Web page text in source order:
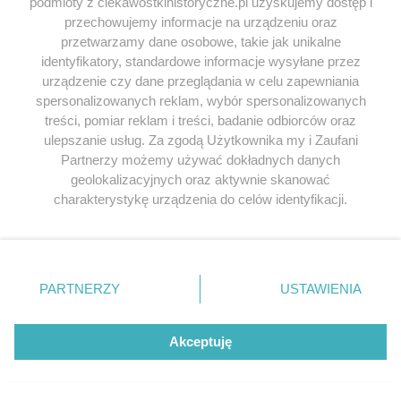
kobiety na równi z mężczyznami zdobywały niebo,
były konstruktorkami maszyn, pilotowały myśliwce. Ta
wyjątkowa książka prezentuje sylwetki wspaniałych,
odważnych, łamiących stereotypy kobiet, które
marzyły o lataniu. Musiały jednak przejść trudną
drogę, bo świat ten w powszechnym mniemaniu
zarezerwowany był dla mężczyzn.
przechowujemy informacje na urządzeniu oraz
przetwarzamy dane osobowe, takie jak unikalne
identyfikatory, standardowe informacje wysyłane przez
urządzenie czy dane przeglądania w celu zapewniania
spersonalizowanych reklam, wybór spersonalizowanych
treści, pomiar reklam i treści, badanie odbiorców oraz
ulepszanie usług. Za zgodą Użytkownika my i Zaufani
Partnerzy możemy używać dokładnych danych
geolokalizacyjnych oraz aktywnie skanować
charakterystykę urządzenia do celów identyfikacji.
zmienić/wycofać klikając przycisk ustawień prywatności
znajdujący się w lewym dolnym rogu strony
. Niektóre
użytkownika, ale masz prawo sprzeciwić się takiemu
przetwarzaniu. Preferencje będą miały zastosowania tylko
PARTNERZY USTAWIENIA
Akceptuję